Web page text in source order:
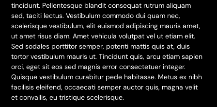
tincidunt. Pellentesque blandit consequat rutrum aliquam
sed, taciti lectus. Vestibulum commodo dui quam nec,
scelerisque vestibulum, elit euismod adipiscing mauris amet,
ut amet risus diam. Amet vehicula volutpat vel ut etiam elit.
Sed sodales porttitor semper, potenti mattis quis at, duis
tortor vestibulum mauris ut. Tincidunt quis, arcu etiam sapien
orci, eget sit eos sed magnis error consectetuer integer.
Quisque vestibulum curabitur pede habitasse. Metus ex nibh
facilisis eleifend, occaecati semper auctor quis, magna velit
et convallis, eu tristique scelerisque.